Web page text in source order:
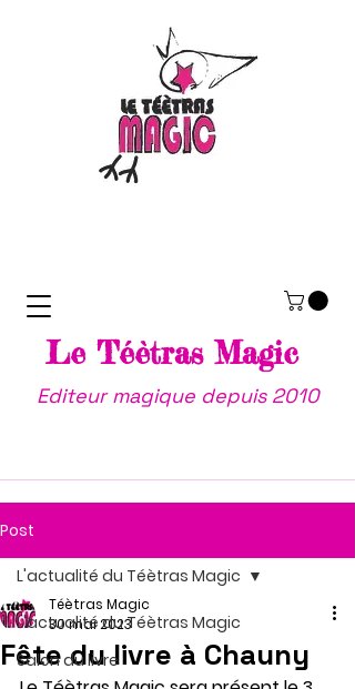
Le Téètras Magic
Editeur magique depuis 2010
Post
L'actualité du Téètras Magic
Salon du livre
L'actualité du Téètras Magic
Fête du livre à Chauny
Téètras Magic
30 mai 2023